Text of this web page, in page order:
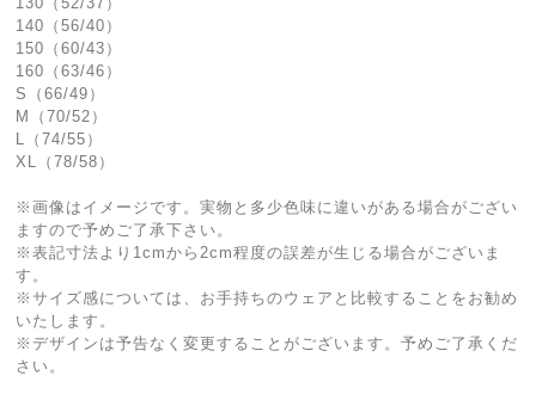
140（56/40）
150（60/43）
160（63/46）
S（66/49）
M（70/52）
L（74/55）
XL（78/58）
※画像はイメージです。実物と多少色味に違いがある場合がござい
ますので予めご了承下さい。
※表記寸法より1cmから2cm程度の誤差が生じる場合がございま
す。
※サイズ感については、お手持ちのウェアと比較することをお勧め
いたします。
※デザインは予告なく変更することがございます。予めご了承くだ
さい。